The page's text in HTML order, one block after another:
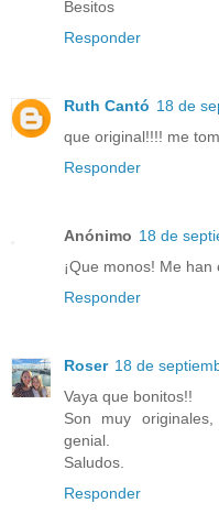
Besitos
Responder
Ruth Cantó 18 de
que original!!!! me
Responder
Anónimo 18 de
¡Que monos! Me han
Responder
Roser 18 de
Vaya que bonitos!!
Son muy
genial.
Saludos.
Responder